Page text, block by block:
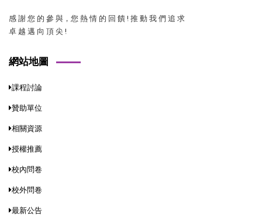
感 謝 您 的 參 與，您 熱 情 的 回 饋 ! 推 動 我 們 追 求
卓 越 邁 向 頂 尖 !
網站地圖
課程討論
贊助單位
相關資源
授權推薦
校內問卷
校外問卷
最新公告